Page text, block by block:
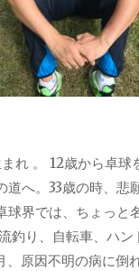
れ 。 12歳から卓球
道へ。33歳の時、悲
球界では、ちょっと
釣り、自転車、ハ
、原因不明の病に倒